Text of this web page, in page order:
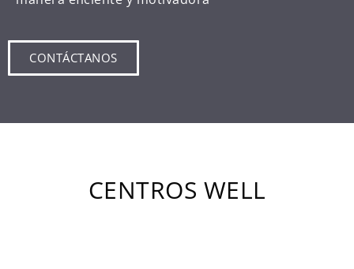
CONTÁCTANOS
CENTROS WELL